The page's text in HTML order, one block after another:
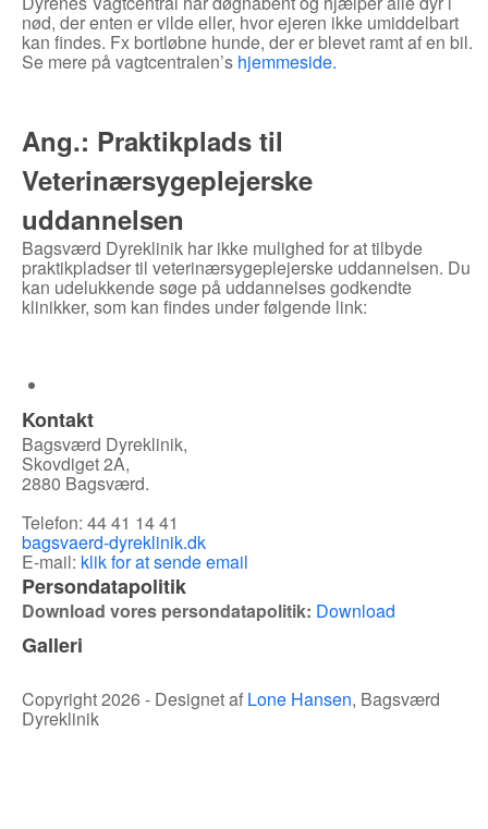
nød, der enten er vilde eller, hvor ejeren ikke umiddelbart
kan findes. Fx bortløbne hunde, der er blevet ramt af en bil.
Se mere på vagtcentralen’s hjemmeside.
Ang.: Praktikplads til
Veterinærsygeplejerske
uddannelsen
Bagsværd Dyreklinik har ikke mulighed for at tilbyde
praktikpladser til veterinærsygeplejerske uddannelsen. Du
kan udelukkende søge på uddannelses godkendte
klinikker, som kan findes under følgende link:
Kontakt
Bagsværd Dyreklinik,
Skovdiget 2A,
2880 Bagsværd.
Telefon: 44 41 14 41
bagsvaerd-dyreklinik.dk
E-mail: klik for at sende email
Persondatapolitik
Download vores persondatapolitik: Download
Galleri
Copyright2026 - Designet af Lone Hansen, Bagsværd
Dyreklinik